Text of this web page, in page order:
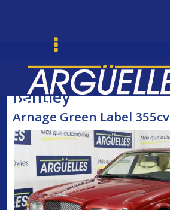
Ordenar
Bentley
Arnage Green Label 355cv